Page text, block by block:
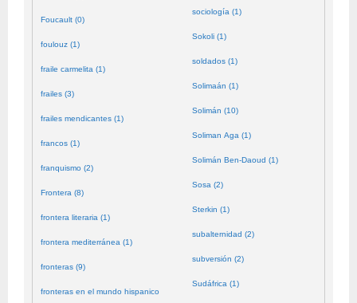
Foucault (0)
foulouz (1)
fraile carmelita (1)
frailes (3)
frailes mendicantes (1)
francos (1)
franquismo (2)
Frontera (8)
frontera literaria (1)
frontera mediterránea (1)
fronteras (9)
fronteras en el mundo hispanico
sociología (1)
Sokoli (1)
soldados (1)
Solimaán (1)
Solimán (10)
Soliman Aga (1)
Solimán Ben-Daoud (1)
Sosa (2)
Sterkin (1)
subalternidad (2)
subversión (2)
Sudáfrica (1)